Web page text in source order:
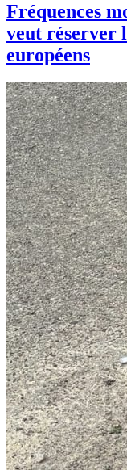
Fréquences
veut réserver
européens